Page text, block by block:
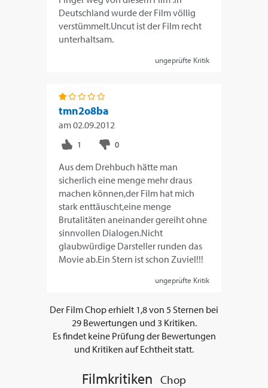
Deutschland wurde der Film völlig
verstümmelt.Uncut ist der Film recht
unterhaltsam.
ungeprüfte Kritik
tmn2o8ba
am02.09.2012
Aus dem Drehbuch hätte man
sicherlich eine menge mehr draus
machen können,der Film hat mich
stark enttäuscht,eine menge
Brutalitäten aneinander gereiht ohne
sinnvollen Dialogen.Nicht
glaubwürdige Darsteller runden das
Movie ab.Ein Stern ist schon Zuviel!!!
ungeprüfte Kritik
Der FilmChoperhielt 1,8von 5 Sternen bei
29Bewertungen und 3 Kritiken.
Es findet keine Prüfung der Bewertungen
und Kritiken auf Echtheit statt.
Filmkritiken Chop